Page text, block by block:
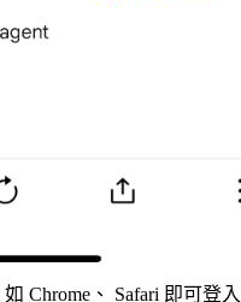
如 Chrome、 Safari 即可登